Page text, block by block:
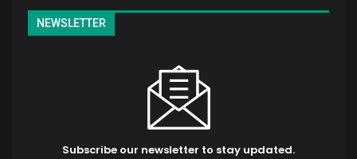
NEWSLETTER
Subscribe our newsletter to stay updated.